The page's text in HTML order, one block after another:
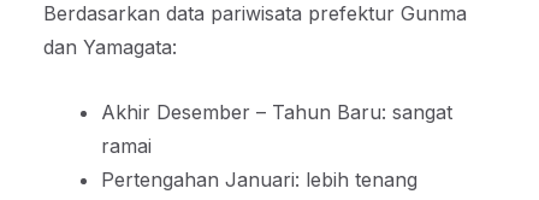
Berdasarkan data pariwisata prefektur Gunma
dan Yamagata:
Akhir Desember – Tahun Baru: sangat
ramai
Pertengahan Januari: lebih tenang